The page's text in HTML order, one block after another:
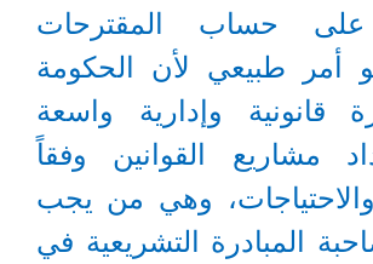
على حساب المقترحات
أمر طبيعي لأن الحكومة
قانونية وإدارية واسعة
مشاريع القوانين وفقاً
وهي من يجب
المبادرة التشريعية في